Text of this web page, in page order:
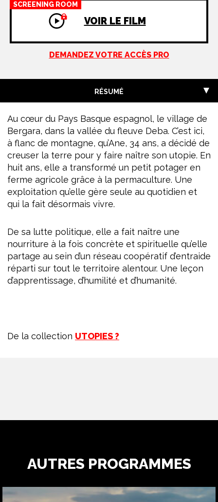
SCREENING ROOM
VOIR LE FILM
DEMANDEZ VOTRE ACCÈS PRO
RÉSUMÉ
Au cœur du Pays Basque espagnol, le village de
Bergara, dans la vallée du fleuve Deba. C’est ici,
à flanc de montagne, qu’Ane, 34 ans, a décidé de
creuser la terre pour y faire naître son utopie. En
huit ans, elle a transformé un petit potager en
ferme agricole grâce à la permaculture. Une
exploitation qu’elle gère seule au quotidien et
qui la fait désormais vivre.
De sa lutte politique, elle a fait naître une
nourriture à la fois concrète et spirituelle qu’elle
partage au sein d’un réseau coopératif d’entraide
réparti sur tout le territoire alentour. Une leçon
d’apprentissage, d’humilité et d’humanité.
De la collection UTOPIES ?
AUTRES PROGRAMMES